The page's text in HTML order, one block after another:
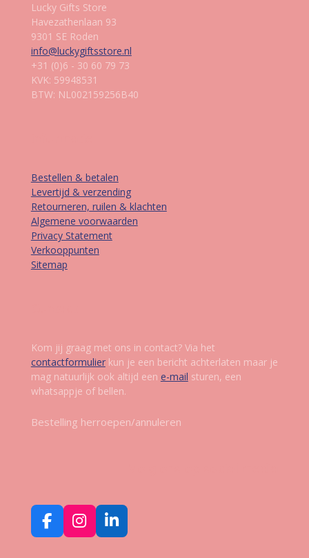
Lucky Gifts Store
Havezathenlaan 93
9301 SE Roden
info@luckygiftsstore.nl
+31 (0)6 - 30 60 79 73
KVK: 59948531
BTW: NL002159256B40
Bestellen & betalen
Levertijd & verzending
Retourneren, ruilen & klachten
Algemene voorwaarden
Privacy Statement
Verkooppunten
Sitemap
Kom jij graag met ons in contact? Via het
contactformulierkun je een bericht achterlaten maar je
mag natuurlijk ook altijd een e-mail sturen, een
whatsappje of bellen.
Bestelling herroepen/annuleren
F
a
I
n
L
i